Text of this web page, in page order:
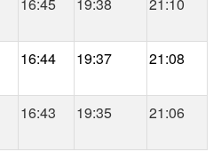
16:45 19:38 21:10
16:44 19:37 21:08
16:43 19:35 21:06